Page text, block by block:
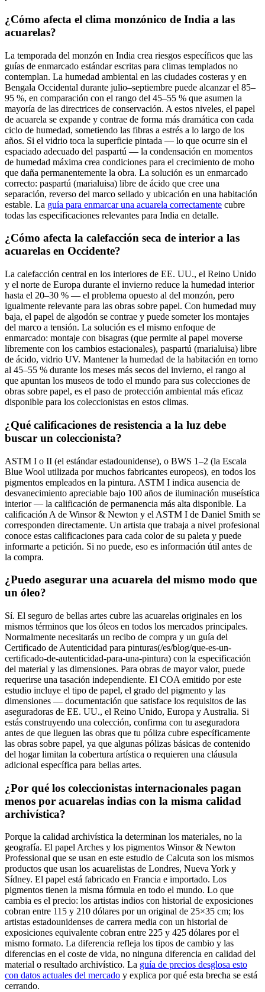
¿Cómo afecta el clima monzónico de India a las
acuarelas?
La temporada del monzón en India crea riesgos específicos que las
guías de enmarcado estándar escritas para climas templados no
contemplan. La humedad ambiental en las ciudades costeras y en
Bengala Occidental durante julio–septiembre puede alcanzar el 85–
95 %, en comparación con el rango del 45–55 % que asumen la
mayoría de las directrices de conservación. A estos niveles, el papel
de acuarela se expande y contrae de forma más dramática con cada
ciclo de humedad, sometiendo las fibras a estrés a lo largo de los
años. Si el vidrio toca la superficie pintada — lo que ocurre sin el
espaciado adecuado del paspartú — la condensación en momentos
de humedad máxima crea condiciones para el crecimiento de moho
que daña permanentemente la obra. La solución es un enmarcado
correcto: paspartú (marialuisa) libre de ácido que cree una
separación, reverso del marco sellado y ubicación en una habitación
estable. La guía para enmarcar una acuarela correctamente cubre
todas las especificaciones relevantes para India en detalle.
¿Cómo afecta la calefacción seca de interior a las
acuarelas en Occidente?
La calefacción central en los interiores de EE. UU., el Reino Unido
y el norte de Europa durante el invierno reduce la humedad interior
hasta el 20–30 % — el problema opuesto al del monzón, pero
igualmente relevante para las obras sobre papel. Con humedad muy
baja, el papel de algodón se contrae y puede someter los montajes
del marco a tensión. La solución es el mismo enfoque de
enmarcado: montaje con bisagras (que permite al papel moverse
libremente con los cambios estacionales), paspartú (marialuisa) libre
de ácido, vidrio UV. Mantener la humedad de la habitación en torno
al 45–55 % durante los meses más secos del invierno, el rango al
que apuntan los museos de todo el mundo para sus colecciones de
obras sobre papel, es el paso de protección ambiental más eficaz
disponible para los coleccionistas en estos climas.
¿Qué calificaciones de resistencia a la luz debe
buscar un coleccionista?
ASTM I o II (el estándar estadounidense), o BWS 1–2 (la Escala
Blue Wool utilizada por muchos fabricantes europeos), en todos los
pigmentos empleados en la pintura. ASTM I indica ausencia de
desvanecimiento apreciable bajo 100 años de iluminación museística
interior — la calificación de permanencia más alta disponible. La
calificación A de Winsor & Newton y el ASTM I de Daniel Smith se
corresponden directamente. Un artista que trabaja a nivel profesional
conoce estas calificaciones para cada color de su paleta y puede
informarte a petición. Si no puede, eso es información útil antes de
la compra.
¿Puedo asegurar una acuarela del mismo modo que
un óleo?
Sí. El seguro de bellas artes cubre las acuarelas originales en los
mismos términos que los óleos en todos los mercados principales.
Normalmente necesitarás un recibo de compra y un guía del
Certificado de Autenticidad para pinturas(/es/blog/que-es-un-
certificado-de-autenticidad-para-una-pintura) con la especificación
del material y las dimensiones. Para obras de mayor valor, puede
requerirse una tasación independiente. El COA emitido por este
estudio incluye el tipo de papel, el grado del pigmento y las
dimensiones — documentación que satisface los requisitos de las
aseguradoras de EE. UU., el Reino Unido, Europa y Australia. Si
estás construyendo una colección, confirma con tu aseguradora
antes de que lleguen las obras que tu póliza cubre específicamente
las obras sobre papel, ya que algunas pólizas básicas de contenido
del hogar limitan la cobertura artística o requieren una cláusula
adicional específica para bellas artes.
¿Por qué los coleccionistas internacionales pagan
menos por acuarelas indias con la misma calidad
archivística?
Porque la calidad archivística la determinan los materiales, no la
geografía. El papel Arches y los pigmentos Winsor & Newton
Professional que se usan en este estudio de Calcuta son los mismos
productos que usan los acuarelistas de Londres, Nueva York y
Sídney. El papel está fabricado en Francia e importado. Los
pigmentos tienen la misma fórmula en todo el mundo. Lo que
cambia es el precio: los artistas indios con historial de exposiciones
cobran entre 115 y 210 dólares por un original de 25×35 cm; los
artistas estadounidenses de carrera media con un historial de
exposiciones equivalente cobran entre 225 y 425 dólares por el
mismo formato. La diferencia refleja los tipos de cambio y las
diferencias en el coste de vida, no ninguna diferencia en calidad del
material o resultado archivístico. La guía de precios desglosa esto
con datos actuales del mercado y explica por qué esta brecha se está
cerrando.